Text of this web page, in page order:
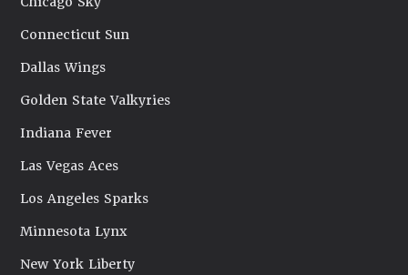
Connecticut Sun
Dallas Wings
Golden State Valkyries
Indiana Fever
Las Vegas Aces
Los Angeles Sparks
Minnesota Lynx
New York Liberty